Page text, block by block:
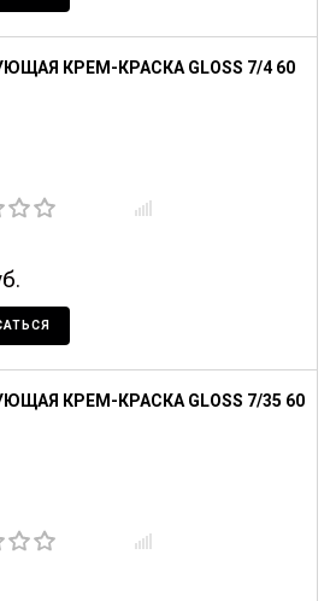
КРЕМ-КРАСКА GLOSS 7/4 60
КРЕМ-КРАСКА GLOSS 7/35 60